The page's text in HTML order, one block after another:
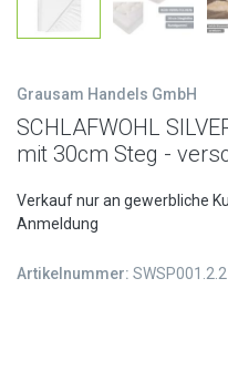
Grausam Handels GmbH
SCHLAFWOHL
mit 30cm Steg -
Verkauf nur an gewerbliche
Anmeldung
Artikelnummer: SWSP001.2.2